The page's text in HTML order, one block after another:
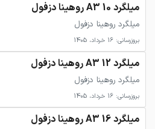
میلگرد 10 A3 روهینا دزفول
میلگرد روهینا دزفول
بروزرسانی: 16 خرداد، 1405
میلگرد 12 A3 روهینا دزفول
میلگرد روهینا دزفول
بروزرسانی: 16 خرداد، 1405
میلگرد 16 A3 روهینا دزفول